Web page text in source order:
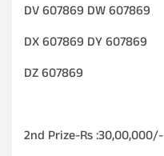
DV 607869 DW 607869
DX 607869 DY 607869
DZ 607869
2nd Prize-Rs :30,00,000/-